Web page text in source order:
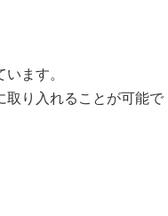
ます。
取り入れることが可能で